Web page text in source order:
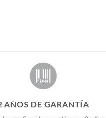
AÑOS DE GARANTÍA